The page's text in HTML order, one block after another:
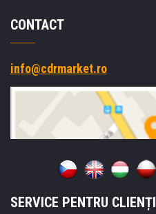
CONTACT
info@cdrmarket.ro
SERVICE PENTRU CLIENȚI